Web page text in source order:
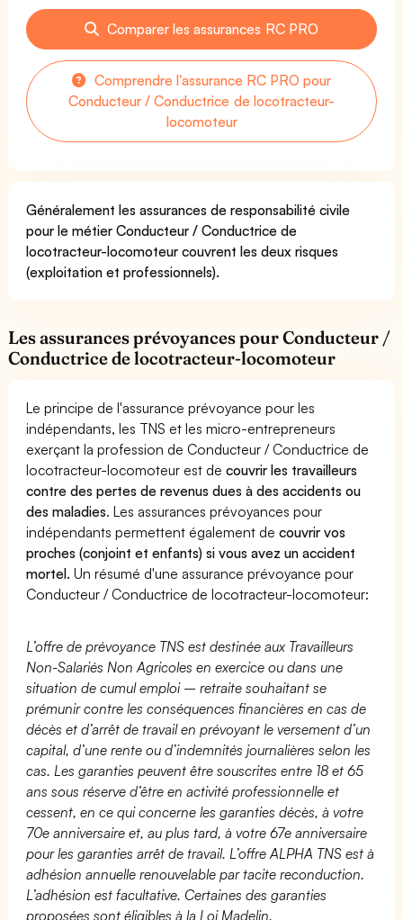
Comparer les assurances RC PRO
Comprendre l'assurance RC PRO pour
Conducteur / Conductrice de locotracteur-
locomoteur
Généralement les assurances de responsabilité civile
pour le métier Conducteur / Conductrice de
locotracteur-locomoteur couvrent les deux risques
(exploitation et professionnels).
Les assurances prévoyances pour Conducteur /
Conductrice de locotracteur-locomoteur
Le principe de l'assurance prévoyance pour les
indépendants, les TNS et les micro-entrepreneurs
exerçant la profession de Conducteur / Conductrice de
locotracteur-locomoteur est decouvrir les travailleurs
contre des pertes de revenus dues à des accidents ou
des maladies. Les assurances prévoyances pour
indépendants permettent également decouvrir vos
proches (conjoint et enfants) si vous avez un accident
mortel. Un résumé d'une assurance prévoyance pour
Conducteur / Conductrice de locotracteur-locomoteur:
L’offre de prévoyance TNS est destinée aux Travailleurs
Non-Salariés Non Agricoles en exercice ou dans une
situation de cumul emploi – retraite souhaitant se
prémunir contre les conséquences financières en cas de
décès et d’arrêt de travail en prévoyant le versement d’un
capital, d’une rente ou d’indemnités journalières selon les
cas. Les garanties peuvent être souscrites entre 18 et 65
ans sous réserve d’être en activité professionnelle et
cessent, en ce qui concerne les garanties décès, à votre
70e anniversaire et, au plus tard, à votre 67e anniversaire
pour les garanties arrêt de travail. L’offre ALPHA TNS est à
adhésion annuelle renouvelable par tacite reconduction.
L’adhésion est facultative. Certaines des garanties
proposées sont éligibles à la Loi Madelin.